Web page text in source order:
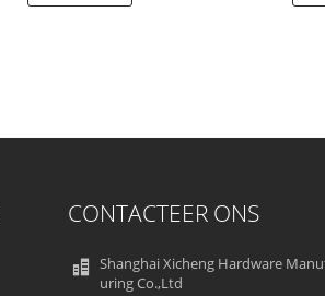
CONTACTEER ONS
Shanghai Xicheng Hardware
uring Co.,Ltd